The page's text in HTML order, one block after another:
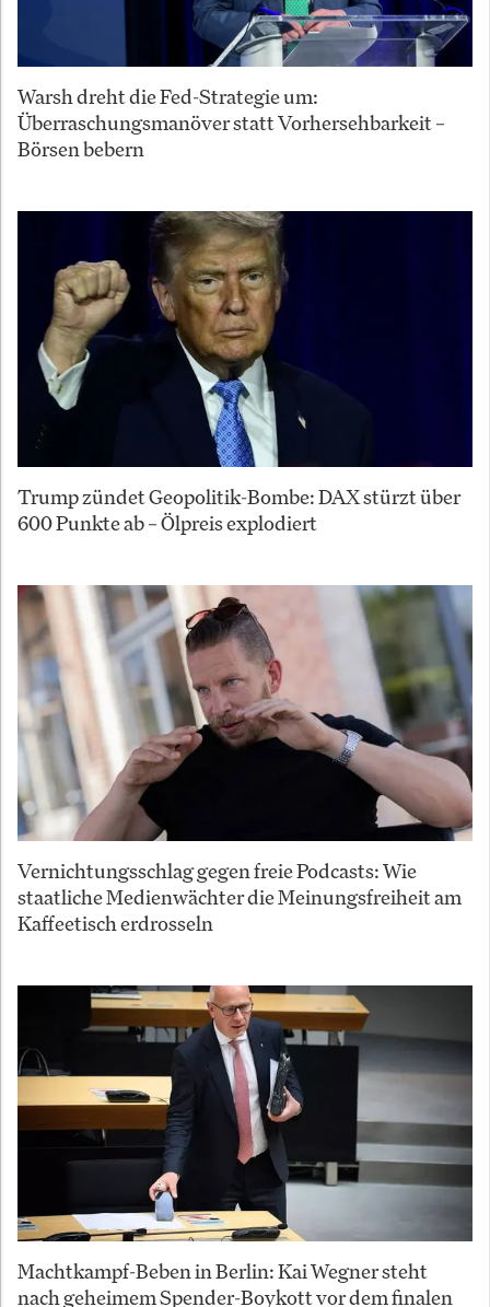
Warsh dreht die Fed-Strategie um:
Überraschungsmanöver statt Vorhersehbarkeit –
Börsen bebern
Trump zündet Geopolitik-Bombe: DAX stürzt über
600 Punkte ab – Ölpreis explodiert
Vernichtungsschlag gegen freie Podcasts: Wie
staatliche Medienwächter die Meinungsfreiheit am
Kaffeetisch erdrosseln
Machtkampf-Beben in Berlin: Kai Wegner steht
nach geheimem Spender-Boykott vor dem finalen